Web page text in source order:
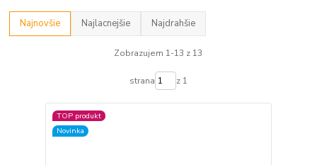
Najnovšie Najlacnejšie Najdrahšie
Zobrazujem 1-13 z 13
strana z 1
TOP produkt
Novinka